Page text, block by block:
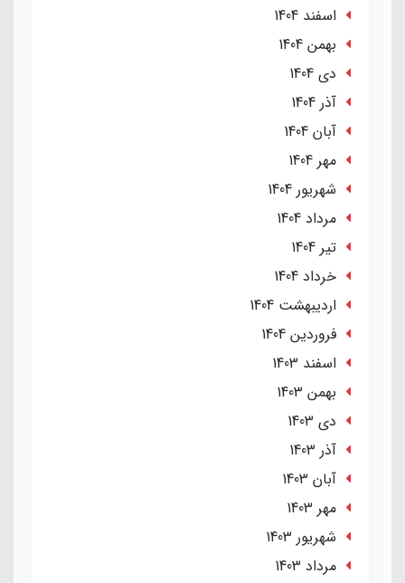
اسفند 1404
بهمن 1404
دی 1404
آذر 1404
آبان 1404
مهر 1404
شهریور 1404
مرداد 1404
تير 1404
خرداد 1404
ارديبهشت 1404
فروردین 1404
اسفند 1403
بهمن 1403
دی 1403
آذر 1403
آبان 1403
مهر 1403
شهریور 1403
مرداد 1403